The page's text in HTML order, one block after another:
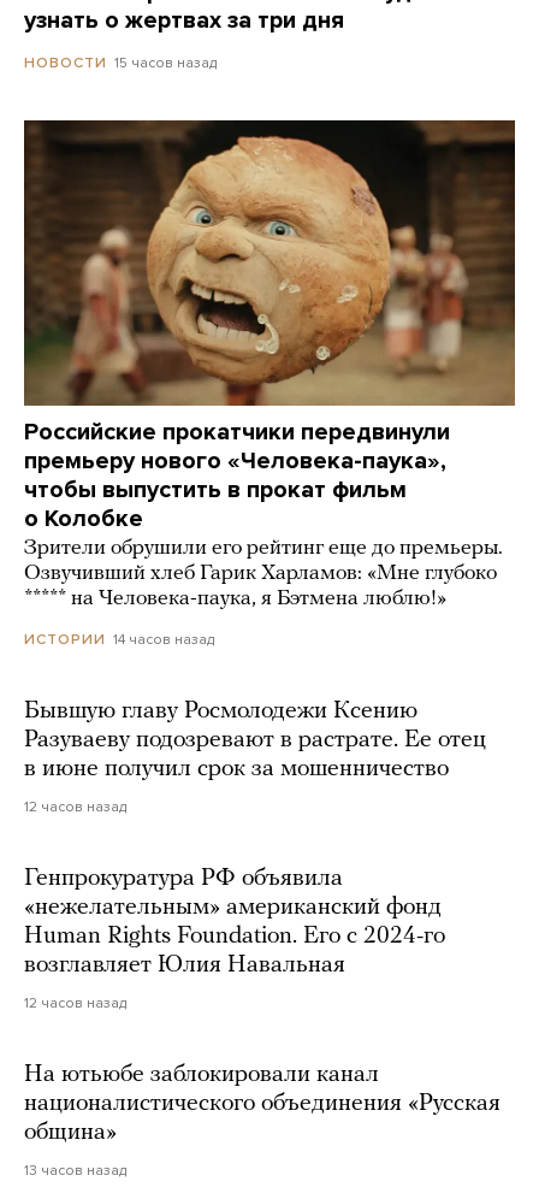
узнать о жертвах за три дня
НОВОСТИ 15 часов назад
Российские прокатчики передвинули
премьеру нового «Человека-паука»,
чтобы выпустить в прокат фильм
о Колобке
Зрители обрушили его рейтинг еще до премьеры.
Озвучивший хлеб Гарик Харламов: «Мне глубоко
***** на Человека-паука, я Бэтмена люблю!»
ИСТОРИИ 14 часов назад
Бывшую главу Росмолодежи Ксению
Разуваеву подозревают в растрате. Ее отец
в июне получил срок за мошенничество
12 часов назад
Генпрокуратура РФ объявила
«нежелательным» американский фонд
Human Rights Foundation. Его с 2024-го
возглавляет Юлия Навальная
12 часов назад
На ютьюбе заблокировали канал
националистического объединения «Русская
община»
13 часов назад